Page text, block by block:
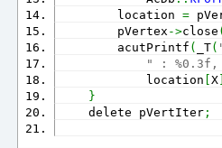
location =
pVertex ->close
acutPrintf ( _T(
" : %0.3f,
location [X
}
delete pVertIter ;